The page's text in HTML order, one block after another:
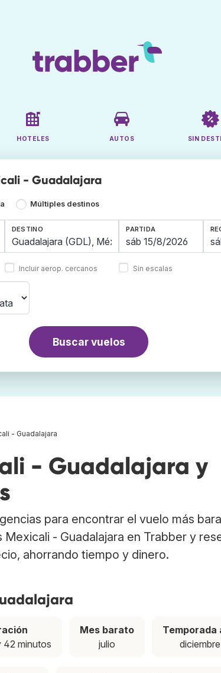
HOTELES AUTOS SIN
- Guadalajara
Múltiples destinos
DESTINO
Incluir aerop. cercanos
PARTIDA
Sin escalas
Buscar vuelos
- Guadalajara
- Guadalajara y
para encontrar el vuelo más
- Guadalajara en Trabber y
ahorrando tiempo y dinero.
42 minutos
Mes barato
julio
Temporada
diciembre